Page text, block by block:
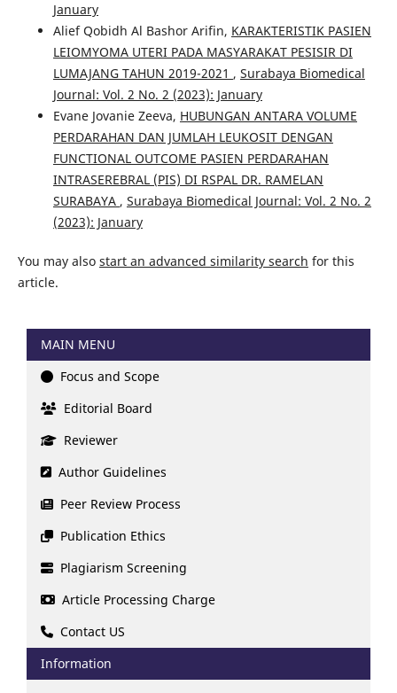
January
Alief Qobidh Al Bashor Arifin, KARAKTERISTIK PASIEN
LEIOMYOMA UTERI PADA MASYARAKAT PESISIR DI
LUMAJANG TAHUN 2019-2021 , Surabaya Biomedical
Journal: Vol. 2 No. 2 (2023): January
Evane Jovanie Zeeva, HUBUNGAN ANTARA VOLUME
PERDARAHAN DAN JUMLAH LEUKOSIT DENGAN
FUNCTIONAL OUTCOME PASIEN PERDARAHAN
INTRASEREBRAL (PIS) DI RSPAL DR. RAMELAN
SURABAYA , Surabaya Biomedical Journal: Vol. 2 No. 2
(2023): January
You may also start an advanced similarity search for this
article.
MAIN MENU
Focus and Scope
Editorial Board
Reviewer
Author Guidelines
Peer Review Process
Publication Ethics
Plagiarism Screening
Article Processing Charge
Contact US
Information